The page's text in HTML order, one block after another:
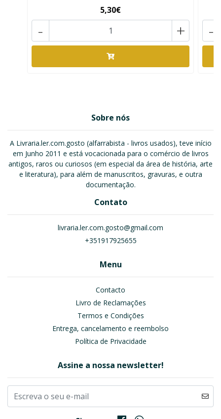
5,30€
+
- -
Sobre nós
A Livraria.ler.com.gosto (alfarrabista - livros usados), teve início
em Junho 2011 e está vocacionada para o comércio de livros
antigos, raros ou curiosos (em especial da área de história, arte
e literatura), para além de manuscritos, gravuras, e outra
documentação.
Contato
livraria.ler.com.gosto@gmail.com
+351917925655
Menu
Contacto
Livro de Reclamações
Termos e Condições
Entrega, cancelamento e reembolso
Política de Privacidade
Assine a nossa newsletter!